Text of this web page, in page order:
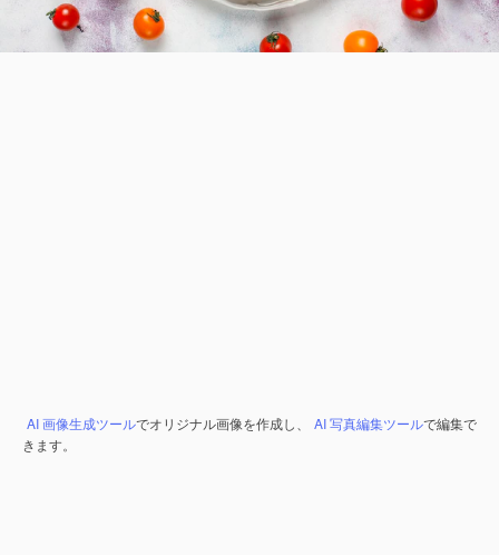
AI 画像生成ツールでオリジナル画像を作成し、 AI 写真編集ツールで編集で
きます。